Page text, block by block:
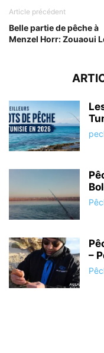
Article précédent
Belle partie de pêche à
Menzel Horr: Zouaoui
–